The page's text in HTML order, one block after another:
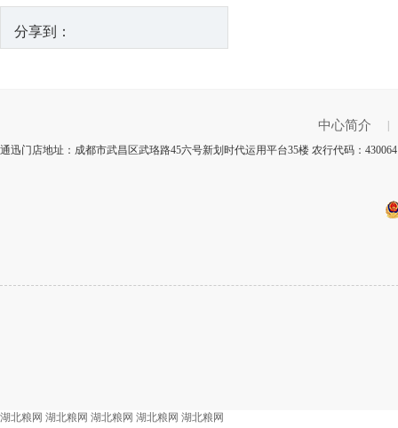
分享到：
中心简介
通迅门店地址：成都市武昌区武珞路45六号新划时代运用平台35楼 农行代码：
湖北粮网 湖北粮网 湖北粮网 湖北粮网 湖北粮网